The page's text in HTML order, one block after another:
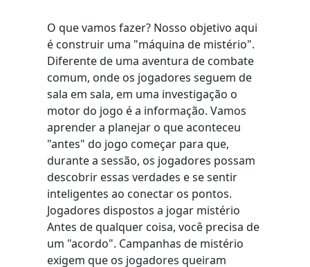
O que vamos fazer? Nosso objetivo aqui
é construir uma "máquina de mistério".
Diferente de uma aventura de combate
comum, onde os jogadores seguem de
sala em sala, em uma investigação o
motor do jogo é a informação. Vamos
aprender a planejar o que aconteceu
"antes" do jogo começar para que,
durante a sessão, os jogadores possam
descobrir essas verdades e se sentir
inteligentes ao conectar os pontos.
Jogadores dispostos a jogar mistério
Antes de qualquer coisa, você precisa de
um "acordo". Campanhas de mistério
exigem que os jogadores queiram